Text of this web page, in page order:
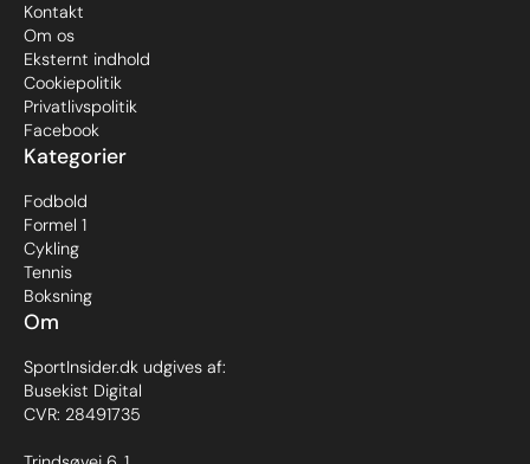
Om
SportInsider.dk udgives af:
Busekist Digital
CVR: 28491735
Kategorier
Fodbold
Formel 1
Cykling
Tennis
Boksning
Kontakt
Om os
Eksternt indhold
Cookiepolitik
Privatlivspolitik
Facebook